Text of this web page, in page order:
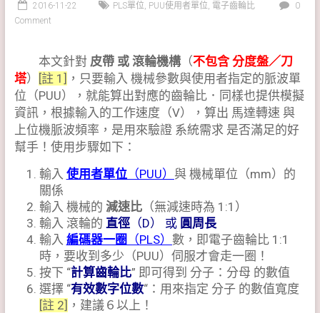
2016-11-22 PLS單位, PUU使用者單位, 電子齒輪比
0
Comment
本文針對 皮帶 或 滾輪機構（不包含 分度盤／刀
塔） [註 1] ，只要輸入 機械參數與使用者指定的脈波單
位（PUU），就能算出對應的齒輪比．同樣也提供模擬
資訊，根據輸入的工作速度（V），算出 馬達轉速 與
上位機脈波頻率，是用來驗證 系統需求 是否滿足的好
幫手！使用步驟如下：
輸入 使用者單位（PUU） 與 機械單位（mm）的
關係
輸入 機械的 減速比（無減速時為 1:1）
輸入 滾輪的 直徑（D） 或圓周長
輸入 編碼器一圈 （PLS） 數，即電子齒輪比 1:1
時，要收到多少（PUU）伺服才會走一圈！
按下 “計算齒輪比” 即可得到 分子：分母 的數值
選擇 “有效數字位數“：用來指定 分子 的數值寬度
[註 2] ，建議６以上！